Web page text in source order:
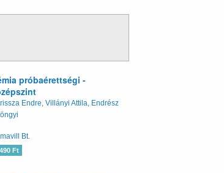
próbaérettségi -
Endre, Villányi Attila, Endrész
Bt.
Ft